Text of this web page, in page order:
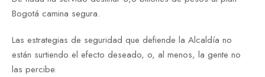
Bogotá camina segura.
Las estrategias de seguridad que defiende la Alcaldía no
están surtiendo el efecto deseado, o, al menos, la gente no
las percibe.